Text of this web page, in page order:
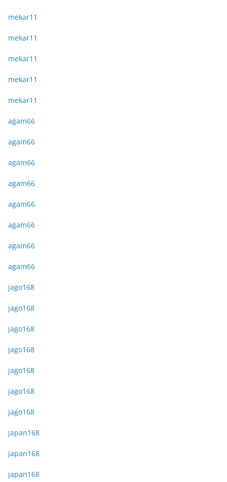
mekar11
mekar11
mekar11
mekar11
mekar11
agam66
agam66
agam66
agam66
agam66
agam66
agam66
agam66
jago168
jago168
jago168
jago168
jago168
jago168
jago168
japan168
japan168
japan168